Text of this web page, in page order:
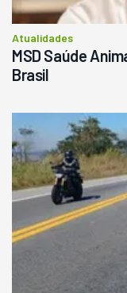
Atualidades
MSD Saúde
Brasil